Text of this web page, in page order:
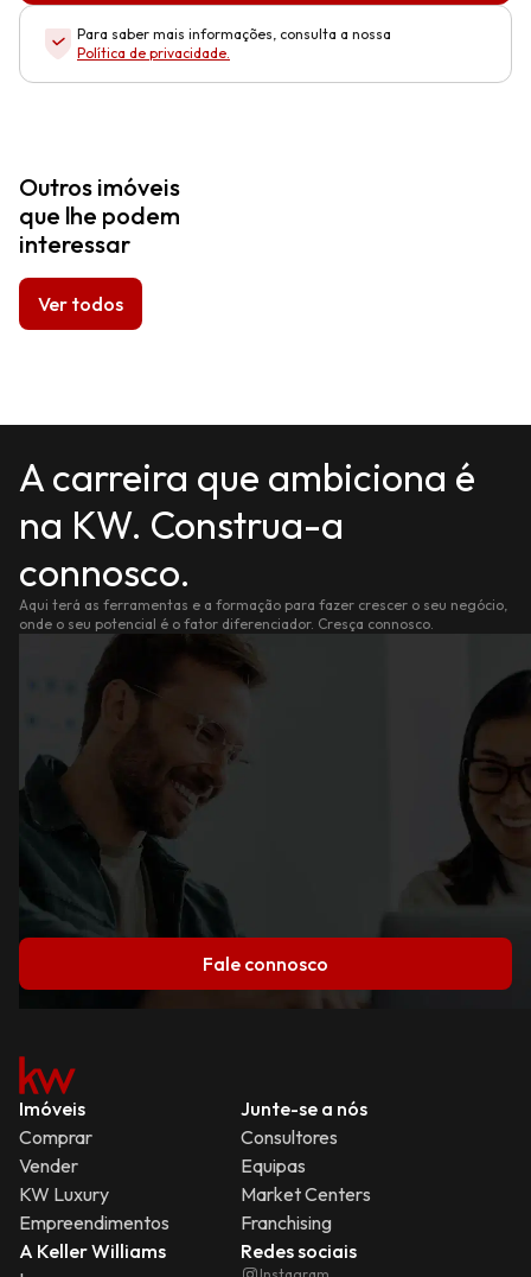
Para saber mais informações, consulta a nossa
Política de privacidade.
Outros imóveis
que lhe podem
interessar
Ver todos
A carreira que ambiciona é
na KW. Construa-a
connosco.
Aqui terá as ferramentas e a formação para fazer crescer o seu negócio,
onde o seu potencial é o fator diferenciador. Cresça connosco.
Fale connosco
Imóveis
Comprar
Vender
KW Luxury
Empreendimentos
Junte-se a nós
Consultores
Equipas
Market Centers
Franchising
A Keller Williams
Redes sociais